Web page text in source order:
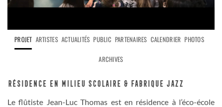
PROJET ARTISTES ACTUALITÉS PUBLIC PARTENAIRES CALENDRIER PHOTOS
ARCHIVES
Résidence en milieu scolaire & Fabrique jazz
Le flûtiste Jean-Luc Thomas est en résidence à l’éco-école